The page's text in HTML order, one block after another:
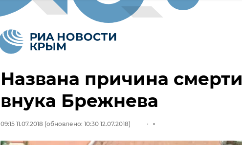
Названа причина смерти
внука Брежнева
09:15 11.07.2018 (обновлено: 10:30 12.07.2018)